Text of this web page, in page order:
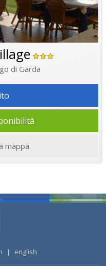
di Garda
mappa
| english